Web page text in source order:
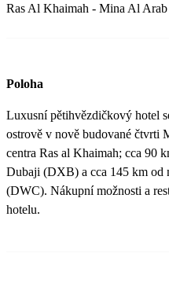
Ras Al Khaimah - Mina Al Arab
Poloha
Luxusní pětihvězdičkový hotel
ostrově v nově budované čtvrti
centra Ras al Khaimah; cca 90
Dubaji (DXB) a cca 145 km od
(DWC). Nákupní možnosti a
hotelu.